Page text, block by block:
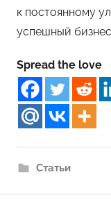
к постоянному
успешный
Spread the love
Статьи